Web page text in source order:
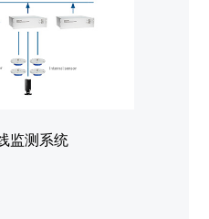
监测系统